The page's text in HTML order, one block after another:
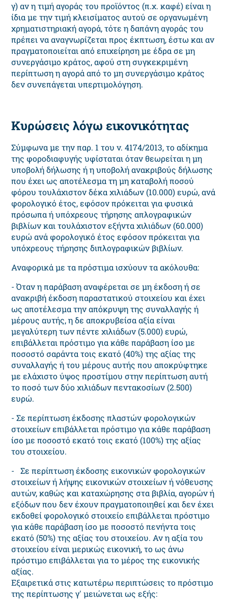
γ) αν η τιμή αγοράς του προϊόντος (π.χ. καφέ) είναι η
ίδια με την τιμή κλεισίματος αυτού σε οργανωμένη
χρηματιστηριακή αγορά, τότε η δαπάνη αγοράς του
πρέπει να αναγνωρίζεται προς έκπτωση, έστω και αν
πραγματοποιείται από επιχείρηση με έδρα σε μη
συνεργάσιμο κράτος, αφού στη συγκεκριμένη
περίπτωση η αγορά από το μη συνεργάσιμο κράτος
δεν συνεπάγεται υπερτιμολόγηση.
Κυρώσεις λόγω εικονικότητας
Σύμφωνα με την παρ. 1 του ν. 4174/2013, το αδίκημα
της φοροδιαφυγής υφίσταται όταν θεωρείται η μη
υποβολή δήλωσης ή η υποβολή ανακριβούς δήλωσης
που έχει ως αποτέλεσμα τη μη καταβολή ποσού
φόρου τουλάχιστον δέκα χιλιάδων (10.000) ευρώ, ανά
φορολογικό έτος, εφόσον πρόκειται για φυσικά
πρόσωπα ή υπόχρεους τήρησης απλογραφικών
βιβλίων και τουλάχιστον εξήντα χιλιάδων (60.000)
ευρώ ανά φορολογικό έτος εφόσον πρόκειται για
υπόχρεους τήρησης διπλογραφικών βιβλίων.
Αναφορικά με τα πρόστιμα ισχύουν τα ακόλουθα:
- Όταν η παράβαση αναφέρεται σε μη έκδοση ή σε
ανακριβή έκδοση παραστατικού στοιχείου και έχει
ως αποτέλεσμα την απόκρυψη της συναλλαγής ή
μέρους αυτής, η δε αποκρυβείσα αξία είναι
μεγαλύτερη των πέντε χιλιάδων (5.000) ευρώ,
επιβάλλεται πρόστιμο για κάθε παράβαση ίσο με
ποσοστό σαράντα τοις εκατό (40%) της αξίας της
συναλλαγής ή του μέρους αυτής που αποκρύφτηκε
με ελάχιστο ύψος προστίμου στην περίπτωση αυτή
το ποσό των δύο χιλιάδων πεντακοσίων (2.500)
ευρώ.
- Σε περίπτωση έκδοσης πλαστών φορολογικών
στοιχείων επιβάλλεται πρόστιμο για κάθε παράβαση
ίσο με ποσοστό εκατό τοις εκατό (100%) της αξίας
του στοιχείου.
- Σε περίπτωση έκδοσης εικονικών φορολογικών
στοιχείων ή λήψης εικονικών στοιχείων ή νόθευσης
αυτών, καθώς και καταχώρησης στα βιβλία, αγορών ή
εξόδων που δεν έχουν πραγματοποιηθεί και δεν έχει
εκδοθεί φορολογικό στοιχείο επιβάλλεται πρόστιμο
για κάθε παράβαση ίσο με ποσοστό πενήντα τοις
εκατό (50%) της αξίας του στοιχείου. Αν η αξία του
στοιχείου είναι μερικώς εικονική, το ως άνω
πρόστιμο επιβάλλεται για το μέρος της εικονικής
αξίας.
Εξαιρετικά στις κατωτέρω περιπτώσεις το πρόστιμο
της περίπτωσης γ' μειώνεται ως εξής: